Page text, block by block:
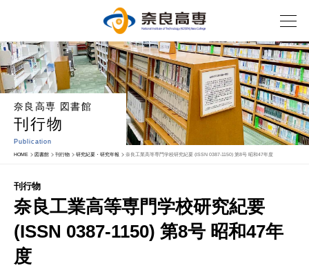
奈良高専 図書館
刊行物
Publication
HOME 図書館 刊行物 研究紀要・研究年報 奈良工業高等専門学校研究紀要 (ISSN 0387-1150) 第8号 昭和47年度
刊行物
奈良工業高等専門学校研究紀要
(ISSN 0387-1150) 第8号 昭和47年
度